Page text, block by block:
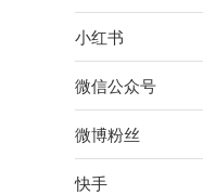
小红书
微信公众号
微博粉丝
快手